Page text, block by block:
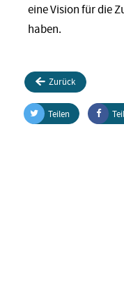
eine Vision für die
haben.
Zurück
Teilen